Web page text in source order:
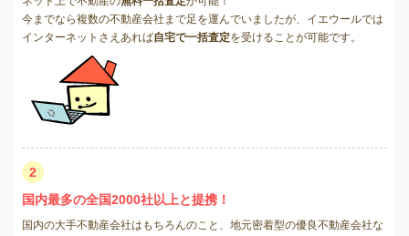
今までなら複数の不動産会社まで足を運んでいましたが、イエウールでは
インターネットさえあれば自宅で一括査定を受けることが可能です。
2
国内最多の全国2000社以上と提携！
国内の大手不動産会社はもちろんのこと、地元密着型の優良不動産会社な